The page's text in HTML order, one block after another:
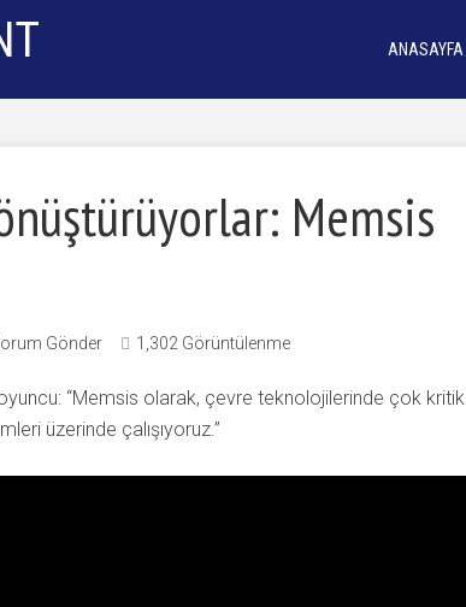
ANASAYFA
Memsis
Gönder 1,302 Görüntülenme
“Memsis olarak, çevre teknolojilerinde çok kritik
üzerinde çalışıyoruz.”